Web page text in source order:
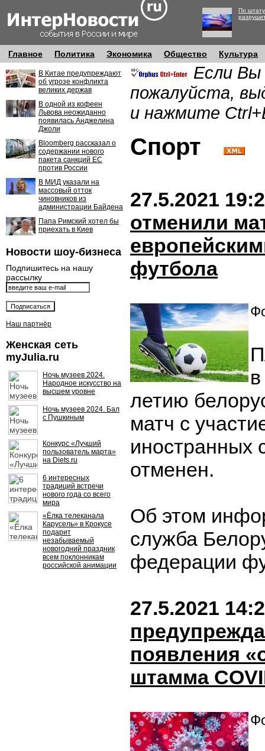
По
Главное Политика Экономика Общество Культура
В Китае предупреждают
об угрозе конфликта
великих держав
В одной из кофеен
Львова неожиданно
появилась Анджелина
Джоли
Bloomberg рассказал о
содержании нового
пакета санкций ЕС
против России
В МИД указали на
массовый отток
чиновников из
администрации Байдена
Папа Римский хотел бы
приехать в Киев
Новости шоу-бизнеса
Подпишитесь на нашу
рассылку
Наш партнёр
Женская сеть
myJulia.ru
Ночь музеев 2024.
Народное искусство на
высшем уровне
Ночь музеев 2024. Бал
с Пушкиным
Конкурс «Лучший
пользователь марта»
на Diets.ru
6 интересных
традиций встречи
нового года со всего
мира
«Ёлка телеканала
Карусель» в Крокусе
подарит
незабываемый
новогодний праздник
всем поклонникам
российской анимации
Если Вы
пожалуйста,
и нажмите
Спорт
27.5.2021
отменили
футбола
летию
матч с
иностранных
отменен.
Об этом
служба
федерации
27.5.2021
появления
штамма